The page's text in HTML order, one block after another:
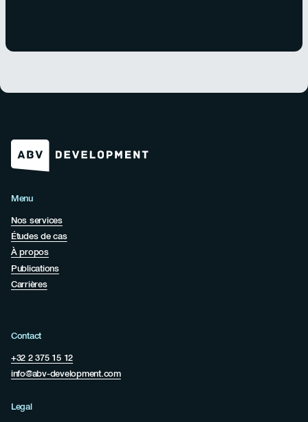
Menu
Nos services
Études de cas
À propos
Publications
Carrières
Contact
+32 2 375 15 12
info@abv-development.com
Legal